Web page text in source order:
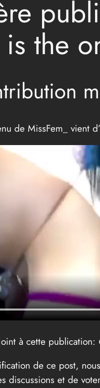
the
de MissFem_ vient
à cette publication:
de ce post,
discussions et de